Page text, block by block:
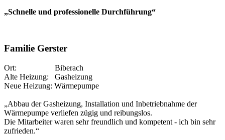
„Schnelle und professionelle Durchführung“
Familie Gerster
Ort: Biberach
Alte Heizung: Gasheizung
Neue Heizung: Wärmepumpe
„Abbau der Gasheizung, Installation und Inbetriebnahme der
Wärmepumpe verliefen zügig und reibungslos.
Die Mitarbeiter waren sehr freundlich und kompetent - ich bin sehr
zufrieden.“